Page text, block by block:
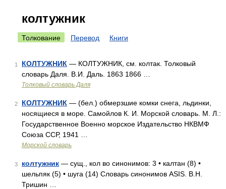
колтужник
Толкование Перевод Книги
1 КОЛТУЖНИК — КОЛТУЖНИК, см. колтак. Толковый
словарь Даля. В.И. Даль. 1863 1866 …
Толковый словарь Даля
2 КОЛТУЖНИК — (бел.) обмерзшие комки снега, льдинки,
носящиеся в море. Самойлов К. И. Морской словарь. М. Л.:
Государственное Военно морское Издательство НКВМФ
Союза ССР, 1941 …
Морской словарь
3 колтужник — сущ., кол во синонимов: 3 • калтан (8) •
шельпяк (5) • шуга (14) Словарь синонимов ASIS. В.Н.
Тришин …